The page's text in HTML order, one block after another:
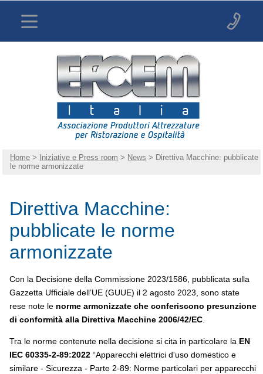
Home > Iniziative e Press room > News > Direttiva Macchine: pubblicate
le norme armonizzate
Direttiva Macchine:
pubblicate le norme
armonizzate
Con la Decisione della Commissione 2023/1586, pubblicata sulla
Gazzetta Ufficiale dell’UE (GUUE) il 2 agosto 2023, sono state
rese note le norme armonizzate che conferiscono presunzione
di conformità alla Direttiva Macchine 2006/42/EC
Tra le norme contenute nella decisione si cita in particolare la EN
IEC 60335-2-89:2022 “Apparecchi elettrici d'uso domestico e
similare - Sicurezza - Parte 2-89: Norme particolari per apparecchi